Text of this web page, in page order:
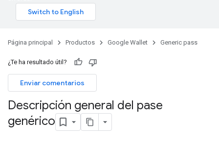
Página principal Productos Google Wallet Generic pass
¿Te ha resultado útil?
Enviar comentarios
Descripción general del pase
genérico